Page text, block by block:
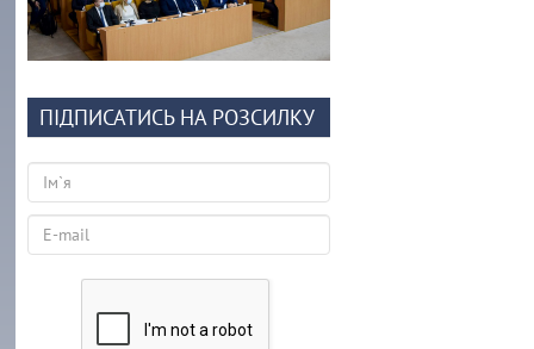
ПІДПИСАТИСЬ НА РОЗСИЛКУ